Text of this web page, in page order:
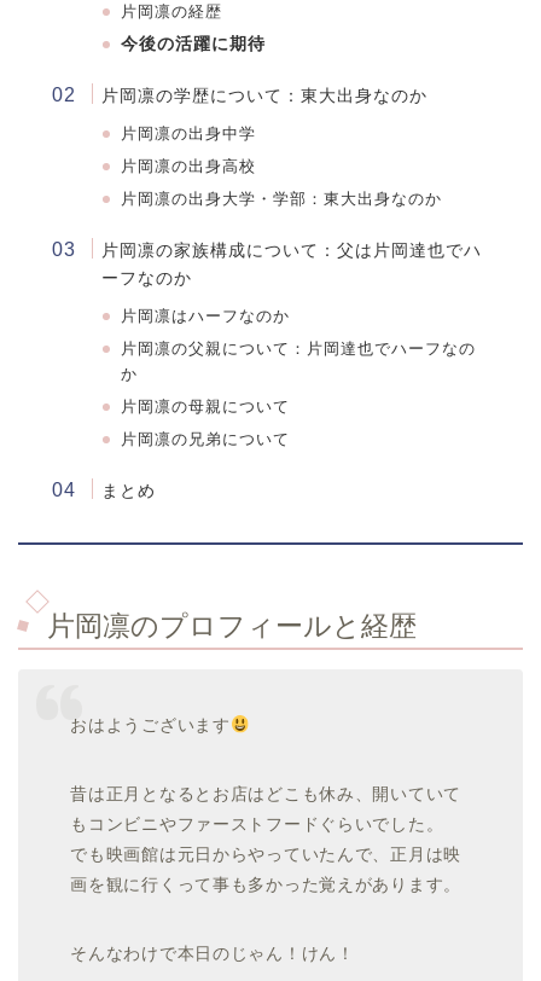
片岡凛の経歴
今後の活躍に期待
片岡凛の学歴について：東大出身なのか
片岡凛の出身中学
片岡凛の出身高校
片岡凛の出身大学・学部：東大出身なのか
片岡凛の家族構成について：父は片岡達也でハ
ーフなのか
片岡凛はハーフなのか
片岡凛の父親について：片岡達也でハーフなの
か
片岡凛の母親について
片岡凛の兄弟について
まとめ
片岡凛のプロフィールと経歴
おはようございます
昔は正月となるとお店はどこも休み、開いていて
もコンビニやファーストフードぐらいでした。
でも映画館は元日からやっていたんで、正月は映
画を観に行くって事も多かった覚えがあります。
そんなわけで本日のじゃん！けん！